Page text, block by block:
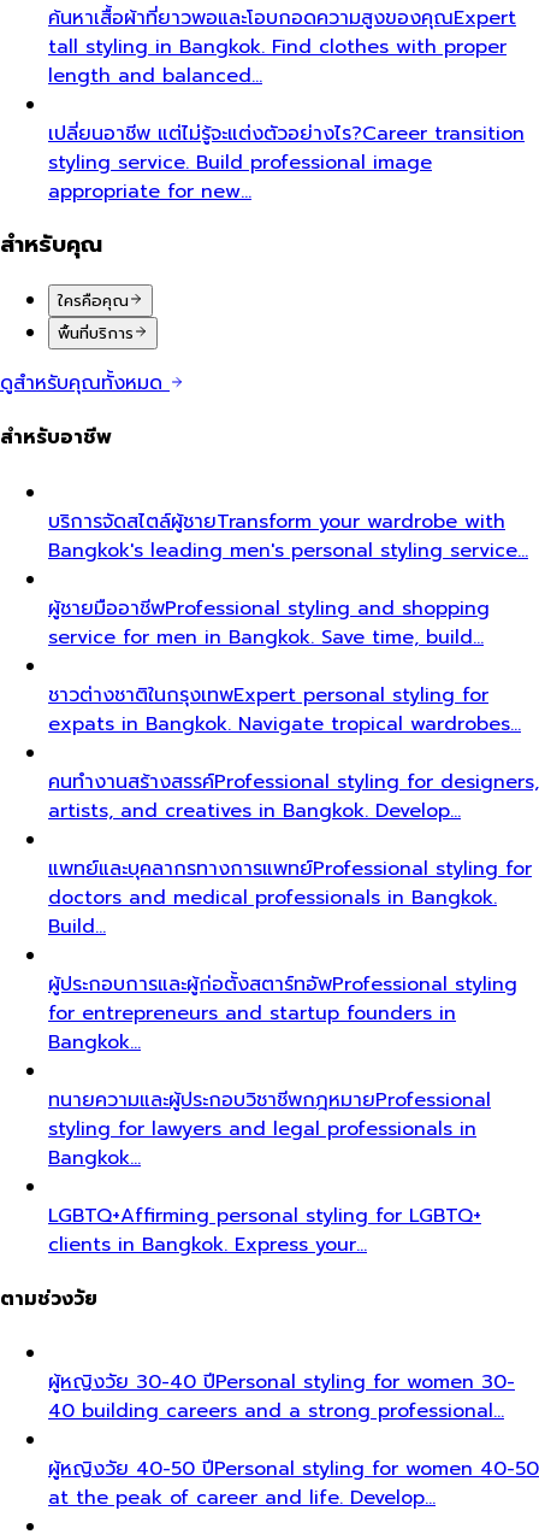
ค้นหาเสื้อผ้าที่ยาวพอและโอบกอดความสูงของคุณExpert
tall styling in Bangkok. Find clothes with proper
length and balanced…
เปลี่ยนอาชีพ แต่ไม่รู้จะแต่งตัวอย่างไร?Career transition
styling service. Build professional image
appropriate for new…
สำหรับคุณ
ใครคือคุณ
พื้นที่บริการ
ดูสำหรับคุณทั้งหมด
สำหรับอาชีพ
บริการจัดสไตล์ผู้ชายTransform your wardrobe with
Bangkok's leading men's personal styling service…
ผู้ชายมืออาชีพProfessional styling and shopping
service for men in Bangkok. Save time, build…
ชาวต่างชาติในกรุงเทพExpert personal styling for
expats in Bangkok. Navigate tropical wardrobes…
คนทำงานสร้างสรรค์Professional styling for designers,
artists, and creatives in Bangkok. Develop…
แพทย์และบุคลากรทางการแพทย์Professional styling for
doctors and medical professionals in Bangkok.
Build…
ผู้ประกอบการและผู้ก่อตั้งสตาร์ทอัพProfessional styling
for entrepreneurs and startup founders in
Bangkok…
ทนายความและผู้ประกอบวิชาชีพกฎหมายProfessional
styling for lawyers and legal professionals in
Bangkok…
LGBTQ+Affirming personal styling for LGBTQ+
clients in Bangkok. Express your…
ตามช่วงวัย
ผู้หญิงวัย 30-40 ปีPersonal styling for women 30-
40 building careers and a strong professional…
ผู้หญิงวัย 40-50 ปีPersonal styling for women 40-50
at the peak of career and life. Develop…